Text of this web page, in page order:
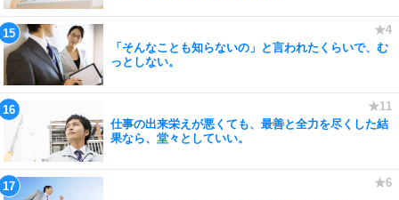
「そんなことも知らないの」と言われたくらいで、む
っとしない。
仕事の出来栄えが悪くても、最善と全力を尽くした結
果なら、堂々としていい。